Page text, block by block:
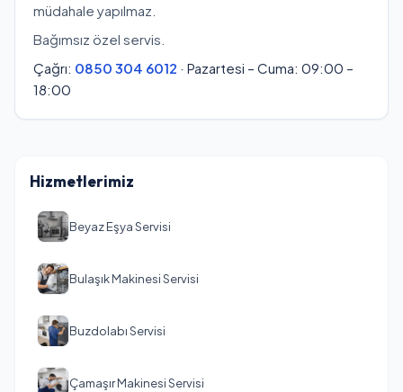
müdahale yapılmaz.
Bağımsız özel servis.
Çağrı: 0850 304 6012 · Pazartesi – Cuma: 09:00 –
18:00
Hizmetlerimiz
Beyaz Eşya Servisi
Bulaşık Makinesi Servisi
Buzdolabı Servisi
Çamaşır Makinesi Servisi